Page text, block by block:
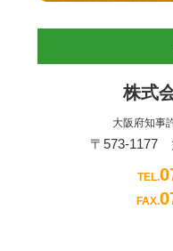
株式
大阪府知事
〒573-1177
TEL.
FAX.